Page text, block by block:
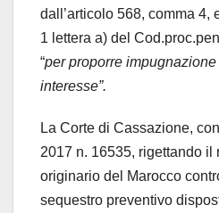
dall’articolo 568, comma 4,
1 lettera a) del
“per proporre
interesse”.
La Corte di Cassazione,
2017 n. 16535, rigettando il
originario del Marocco
sequestro preventivo